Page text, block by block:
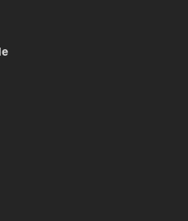
magnis dis parturient
donec quam felis,